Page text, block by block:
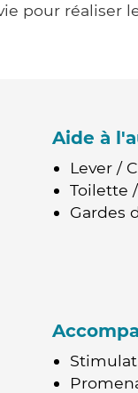
pour réaliser
Aide à
Lever /
Toilette
Gardes